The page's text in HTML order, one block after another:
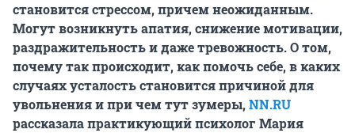
становится стрессом, причем неожиданным.
Могут возникнуть апатия, снижение мотивации,
раздражительность и даже тревожность. О том,
почему так происходит, как помочь себе, в каких
случаях усталость становится причиной для
увольнения и при чем тут зумеры,NN.RU
рассказала практикующий психолог Мария